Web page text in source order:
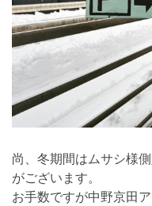
尚、冬期間はムサシ様
がございます。
お手数ですが中野京田